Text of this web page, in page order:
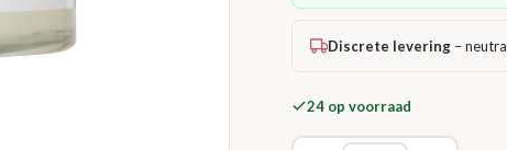
Discrete levering –
24 op voorraad